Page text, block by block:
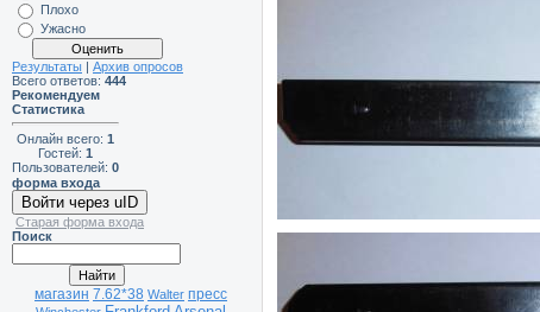
Плохо
Ужасно
Результаты | Архив опросов
Всего ответов: 444
Рекомендуем
Статистика
Онлайн всего: 1
Гостей: 1
Пользователей: 0
форма входа
Войти через uID
Старая форма входа
Поиск
магазин 7.62*38 Walter пресс